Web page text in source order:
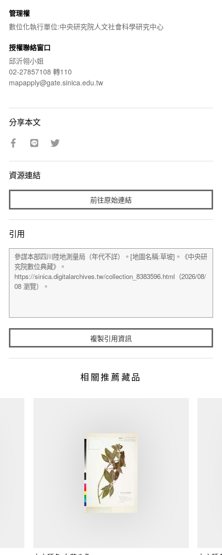
管理權
數位化執行單位:中央研究院人文社會科學研究中心
授權聯絡窗口
邱沂翎小姐
02-27857108 轉110
mapapply@gate.sinica.edu.tw
分享本文
資源連結
前往原始連結
引用
複製引用資訊
相關推薦藏品